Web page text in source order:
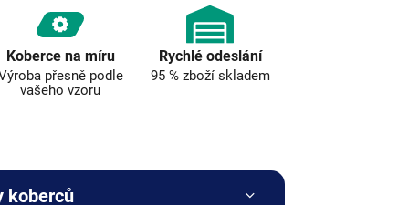
koberců
Koberce na míru
přesně podle
vašeho vzoru
Rychlé odeslání
95 % zboží skladem